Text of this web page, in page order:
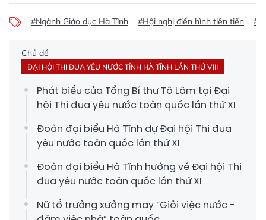
#Ngành Giáo dục Hà Tĩnh #Hội nghị điển hình tiên tiến
Chủ đề
ĐẠI HỘI THI ĐUA YÊU NƯỚC TỈNH HÀ TĨNH LẦN THỨ VIII
Phát biểu của Tổng Bí thư Tô Lâm tại Đại
hội Thi đua yêu nước toàn quốc lần thứ XI
Đoàn đại biểu Hà Tĩnh dự Đại hội Thi đua
yêu nước toàn quốc lần thứ XI
Đoàn đại biểu Hà Tĩnh hướng về Đại hội Thi
đua yêu nước toàn quốc lần thứ XI
Nữ tổ trưởng xưởng may “Giỏi việc nước -